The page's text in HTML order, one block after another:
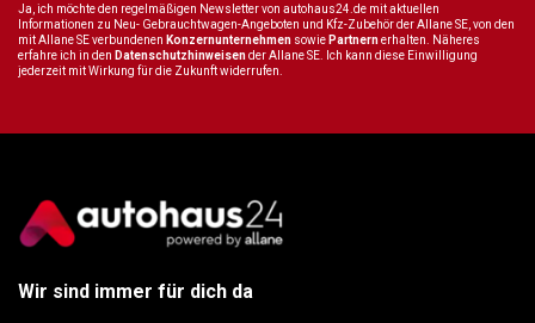
Ja, ich möchte den regelmäßigen Newsletter von autohaus24.de mit aktuellen
Informationen zu Neu- Gebrauchtwagen-Angeboten und Kfz-Zubehör der Allane SE, von den
mit Allane SE verbundenen Konzernunternehmen sowie Partnernerhalten. Näheres
erfahre ich in den Datenschutzhinweisender Allane SE. Ich kann diese Einwilligung
jederzeit mit Wirkung für die Zukunft widerrufen.
Wir sind immer für dich da